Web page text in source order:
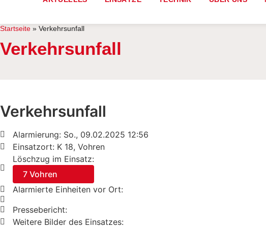
Startseite » Verkehrsunfall
Verkehrsunfall
Verkehrsunfall
Alarmierung: So., 09.02.2025 12:56
Einsatzort: K 18, Vohren
Löschzug im Einsatz:
7 Vohren
Alarmierte Einheiten vor Ort:
Pressebericht:
Weitere Bilder des Einsatzes: